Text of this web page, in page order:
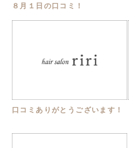
８月１日の口コミ！
口コミありがとうございます！